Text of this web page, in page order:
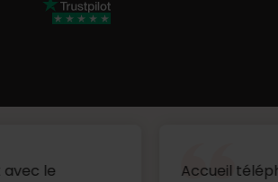
Accueil téléphonique